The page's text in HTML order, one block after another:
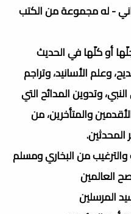
- له مجموعة من الكتب
أو كلّها في الحديث
وعلم الأسانيد، وتراجم
وتدوين المدائح التي
والمتأخرين، من
المحدثين.
من البخاري ومسلم
العالمين
المرسلين